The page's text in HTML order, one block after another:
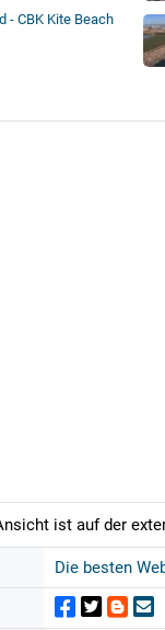
- CBK Kite Beach
ist auf der
Die besten